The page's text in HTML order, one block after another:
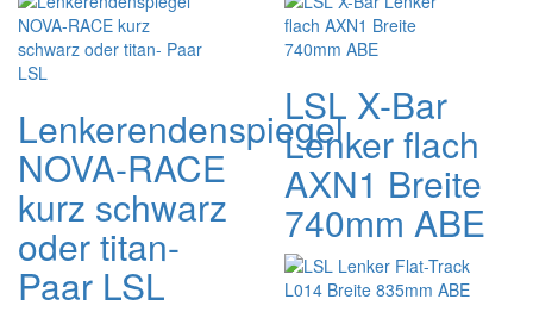
Lenkerendenspiegel
NOVA-RACE
kurz schwarz
oder titan-
Paar LSL
LSL X-Bar
Lenker flach
AXN1 Breite
740mm ABE